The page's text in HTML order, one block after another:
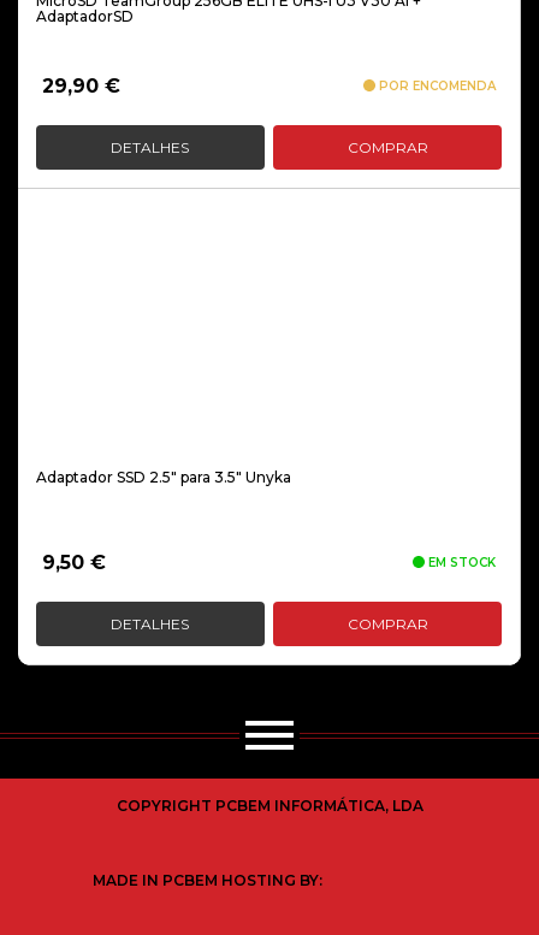
AdaptadorSD
29,90 € POR ENCOMENDA
DETALHES COMPRAR
Adaptador SSD 2.5″ para 3.5″ Unyka
9,50 € EM STOCK
DETALHES COMPRAR
COPYRIGHT PCBEM INFORMÁTICA, LDA
MADE IN PCBEM HOSTING BY: